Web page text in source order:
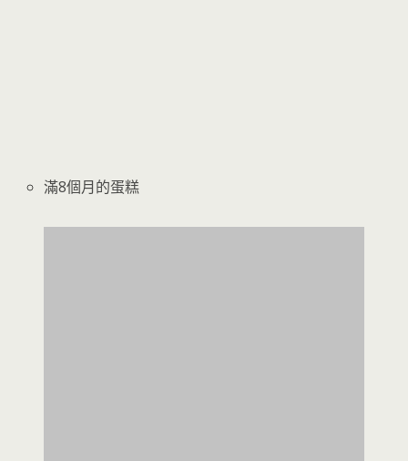
滿8個月的蛋糕